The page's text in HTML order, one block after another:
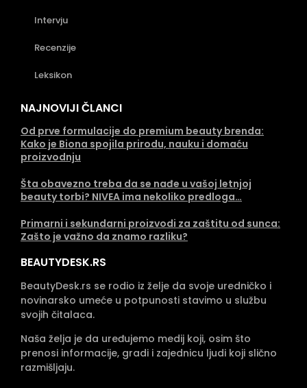
Intervju
Recenzije
Leksikon
NAJNOVIJI ČLANCI
Od prve formulacije do premium beauty brenda:
Kako je Biona spojila prirodu, nauku i domaću
proizvodnju
Šta obavezno treba da se nađe u vašoj letnjoj
beauty torbi? NIVEA ima nekoliko predloga…
Primarni i sekundarni proizvodi za zaštitu od sunca:
Zašto je važno da znamo razliku?
BEAUTYDESK.RS
BeautyDesk.rs se rodio iz želje da svoje uredničko i
novinarsko umeće u potpunosti stavimo u službu
svojih čitalaca.
Naša želja je da uređujemo medij koji, osim što
prenosi informacije, gradi i zajednicu ljudi koji slično
razmišljaju.